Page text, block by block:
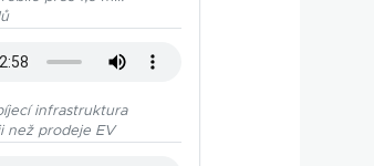
infrastruktura
než prodeje EV